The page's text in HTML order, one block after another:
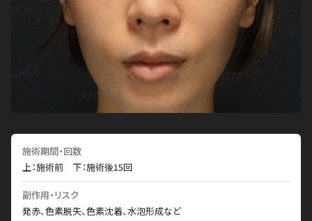
施術期間・回数
上：施術前 下：施術後15回
副作用・リスク
発赤、色素脱失、色素沈着、水泡形成など